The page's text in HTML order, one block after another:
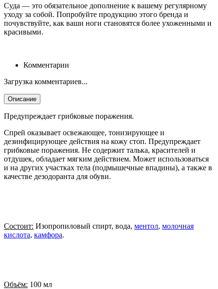
Суда — это обязательное дополнение к вашему регулярному
уходу за собой. Попробуйте продукцию этого бренда и
почувствуйте, как ваши ноги становятся более ухоженными и
красивыми.
Комментарии
Загрузка комментариев...
Описание
Предупреждает грибковые поражения.
Спрей оказывает освежающее, тонизирующее и
дезинфицирующее действия на кожу стоп. Предупреждает
грибковые поражения. Не содержит талька, красителей и
отдушек, обладает мягким действием. Может использоваться
и на других участках тела (подмышечные впадины), а также в
качестве дезодоранта для обуви.
Состоит: Изопропиловый спирт, вода, ментол, молочная
кислота, камфора.
Объём: 100 мл